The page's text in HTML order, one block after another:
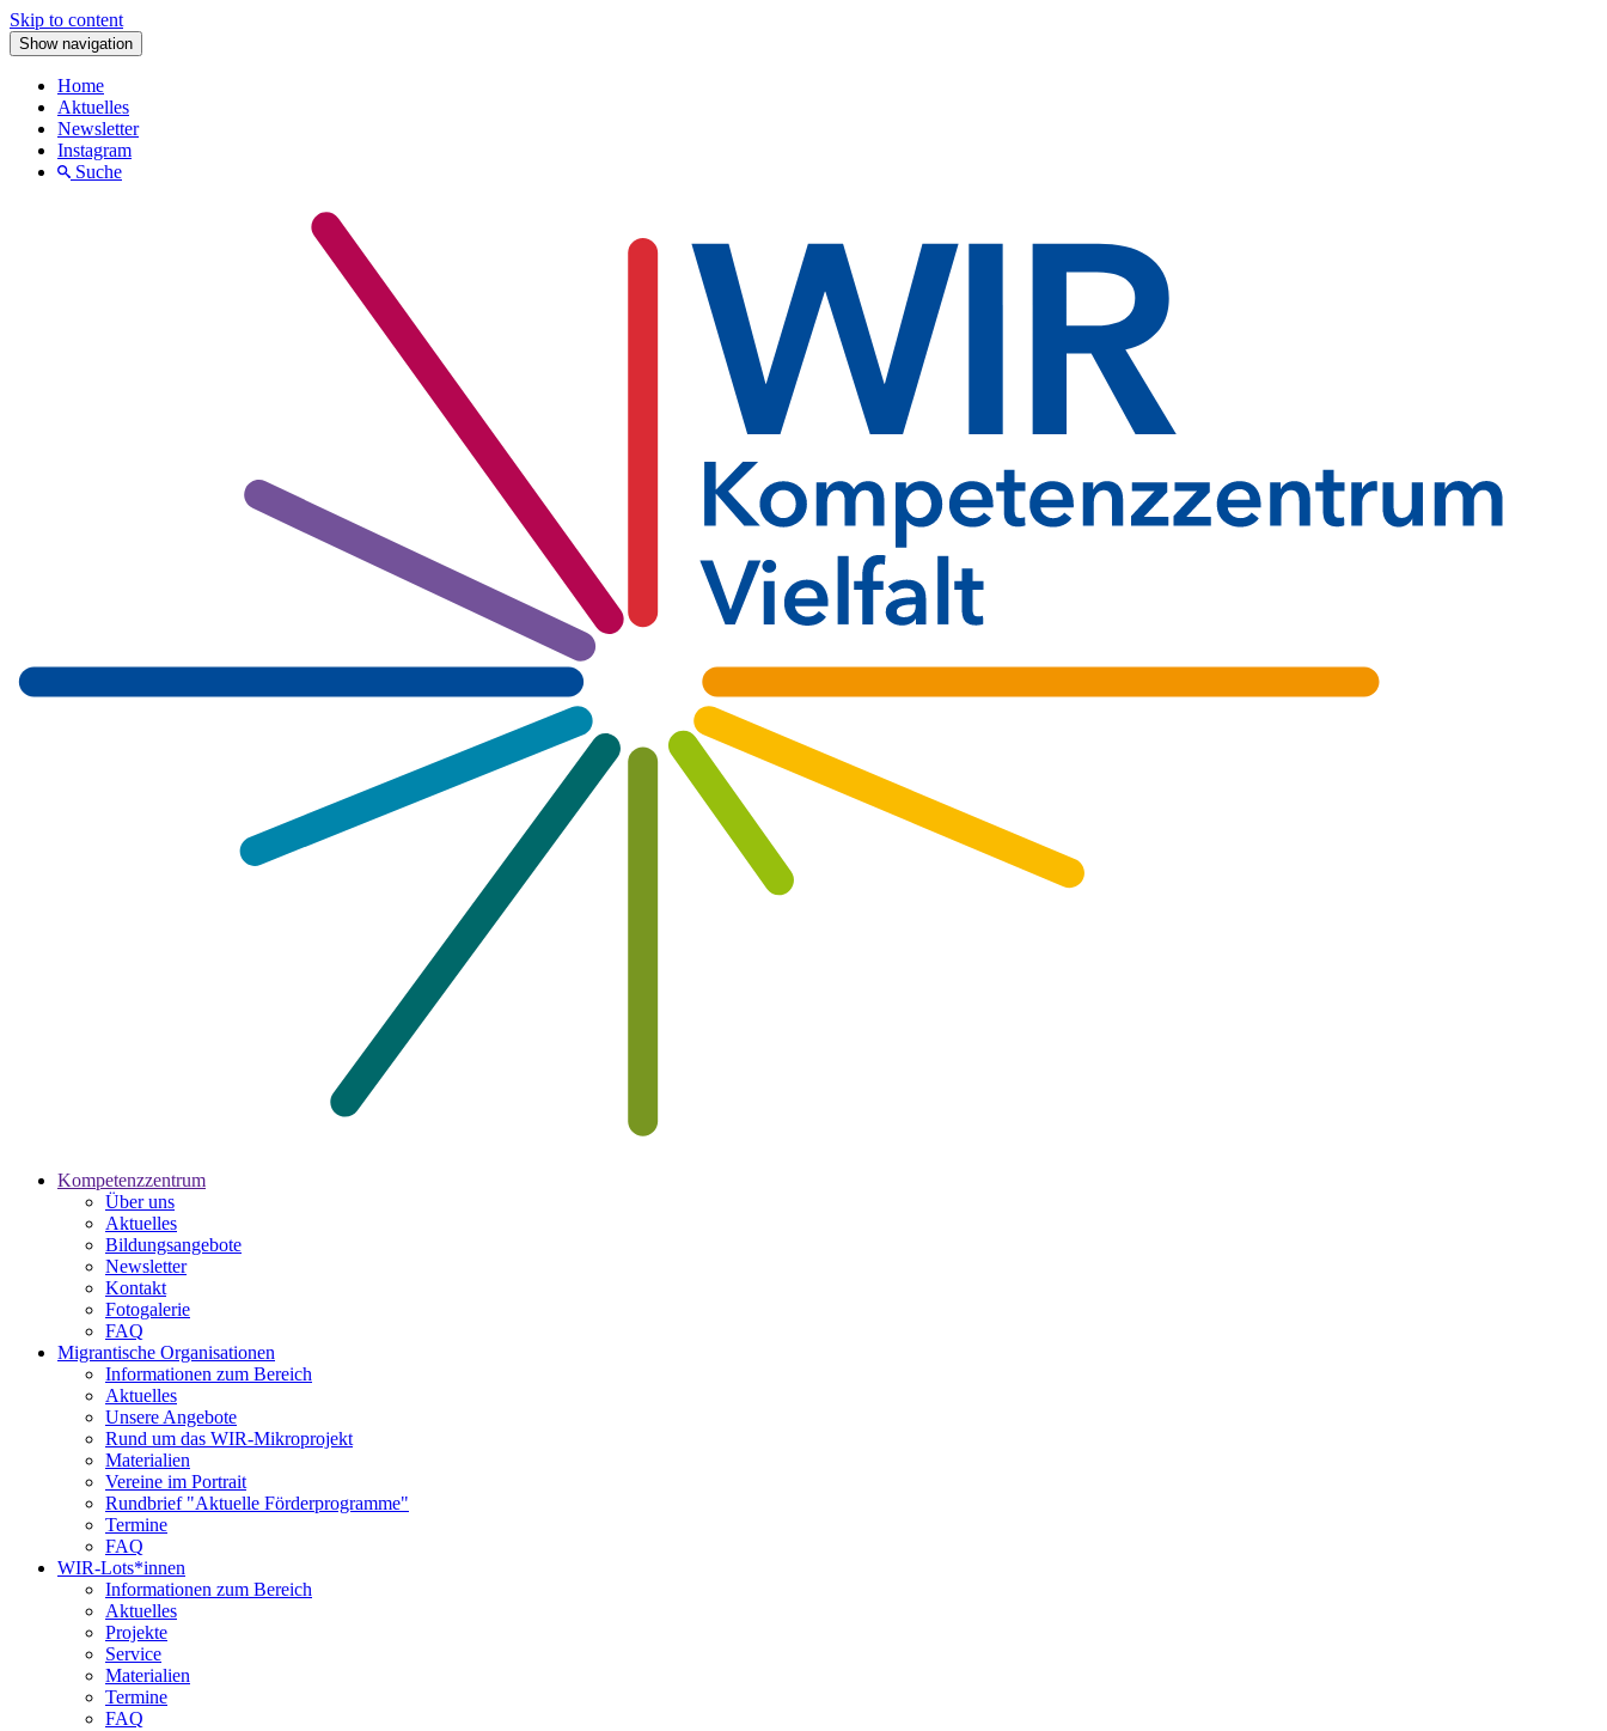
Skip to content
Show navigation
Home
Aktuelles
Newsletter
Instagram
Suche
Kompetenzzentrum
Über uns
Aktuelles
Bildungsangebote
Newsletter
Kontakt
Fotogalerie
FAQ
Migrantische Organisationen
Informationen zum Bereich
Aktuelles
Unsere Angebote
Rund um das WIR-Mikroprojekt
Materialien
Vereine im Portrait
Rundbrief "Aktuelle Förderprogramme"
Termine
FAQ
WIR-Lots*innen
Informationen zum Bereich
Aktuelles
Projekte
Service
Materialien
Termine
FAQ